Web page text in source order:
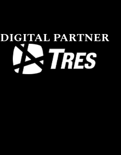
DIGITAL PARTNER